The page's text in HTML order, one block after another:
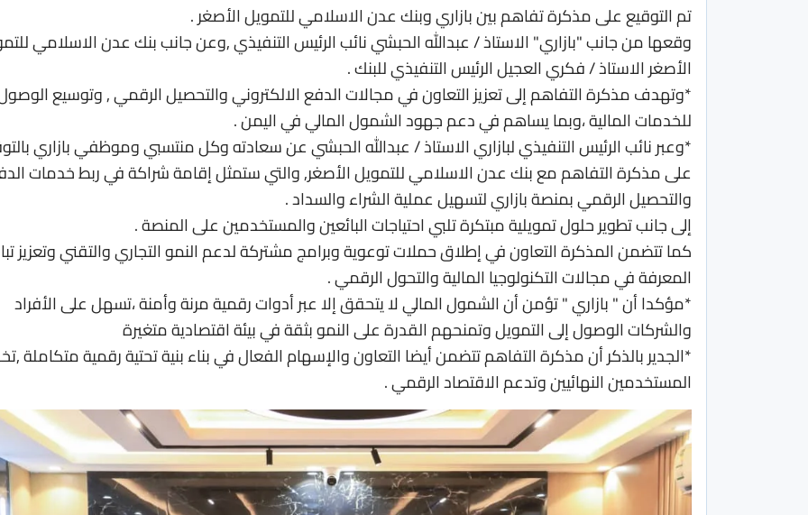
تم التوقيع على مذكرة تفاهم بين بازاري وبنك عدن الاسلامي للتمويل الأصغر .
وقعها من جانب "بازاري" الاستاذ / عبدالله الحبشي نائب الرئيس التنفيذي ,وعن جانب بنك عدن الاسلامي
الأصغر الاستاذ / فكري العجيل الرئيس التنفيذي للبنك .
*وتهدف مذكرة التفاهم إلى تعزيز التعاون في مجالات الدفع الالكتروني والتحصيل الرقمي , وتوسيع
للخدمات المالية ،وبما يساهم في دعم جهود الشمول المالي في اليمن .
*وعبر نائب الرئيس التنفيذي لبازاري الاستاذ / عبدالله الحبشي عن سعادته وكل منتسبي وموظفي بازاري
على مذكرة التفاهم مع بنك عدن الاسلامي للتمويل الأصغر, والتي ستمثل إقامة شراكة في ربط خدمات
والتحصيل الرقمي بمنصة بازاري لتسهيل عملية الشراء والسداد .
إلى جانب تطوير حلول تمويلية مبتكرة تلبي احتياجات البائعين والمستخدمين على المنصة .
كما تتضمن المذكرة التعاون في إطلاق حملات توعوية وبرامج مشتركة لدعم النمو التجاري والتقني وتعزيز
المعرفة في مجالات التكنولوجيا المالية والتحول الرقمي .
*مؤكدا أن " بازاري " تؤمن أن الشمول المالي لا يتحقق إلا عبر أدوات رقمية مرنة وأمنة ،تسهل على الأفراد
والشركات الوصول إلى التمويل وتمنحهم القدرة على النمو بثقة في بيئة اقتصادية متغيرة
*الجدير بالذكر أن مذكرة التفاهم تتضمن أيضا التعاون والإسهام الفعال في بناء بنية تحتية رقمية متكاملة
المستخدمين النهائيين وتدعم الاقتصاد الرقمي .